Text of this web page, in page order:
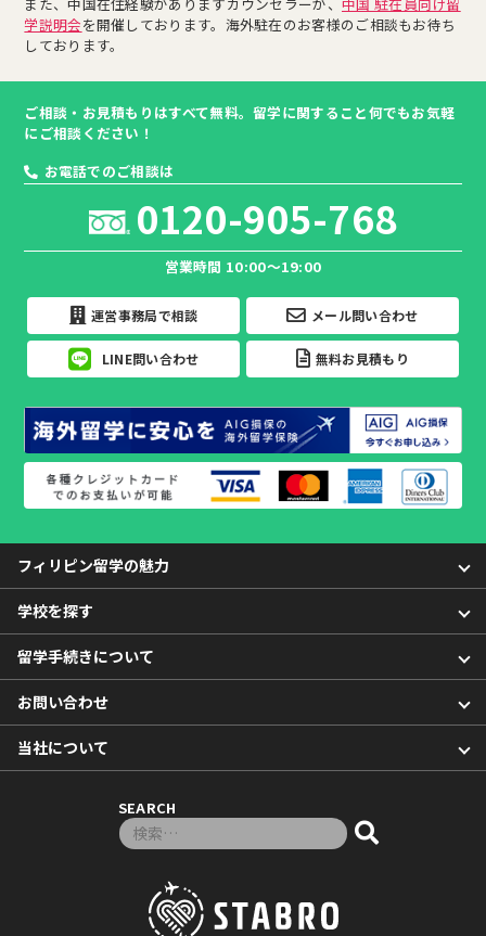
学説明会を開催しております。海外駐在のお客様のご相談もお待ち
しております。
ご相談・お見積もりはすべて無料。留学に関すること何でもお気軽
にご相談ください！
お電話でのご相談は
0120-905-768
営業時間 10:00～19:00
運営事務局で相談 メール問い合わせ
LINE問い合わせ 無料お見積もり
フィリピン留学の魅力
学校を探す
留学手続きについて
お問い合わせ
当社について
SEARCH
検索対象: